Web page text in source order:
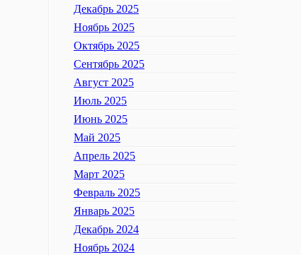
Декабрь 2025
Ноябрь 2025
Октябрь 2025
Сентябрь 2025
Август 2025
Июль 2025
Июнь 2025
Май 2025
Апрель 2025
Март 2025
Февраль 2025
Январь 2025
Декабрь 2024
Ноябрь 2024